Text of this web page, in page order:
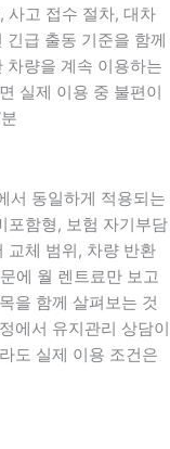
사고 접수 절차, 대차
급 출동 기준을 함께
차량을 계속 이용하는
실제 이용 중 불편이
서 동일하게 적용되는
포함형, 보험 자기부담
교체 범위, 차량 반환
에 월 렌트료만 보고
을 함께 살펴보는 것
에서 유지관리 상담이
도 실제 이용 조건은